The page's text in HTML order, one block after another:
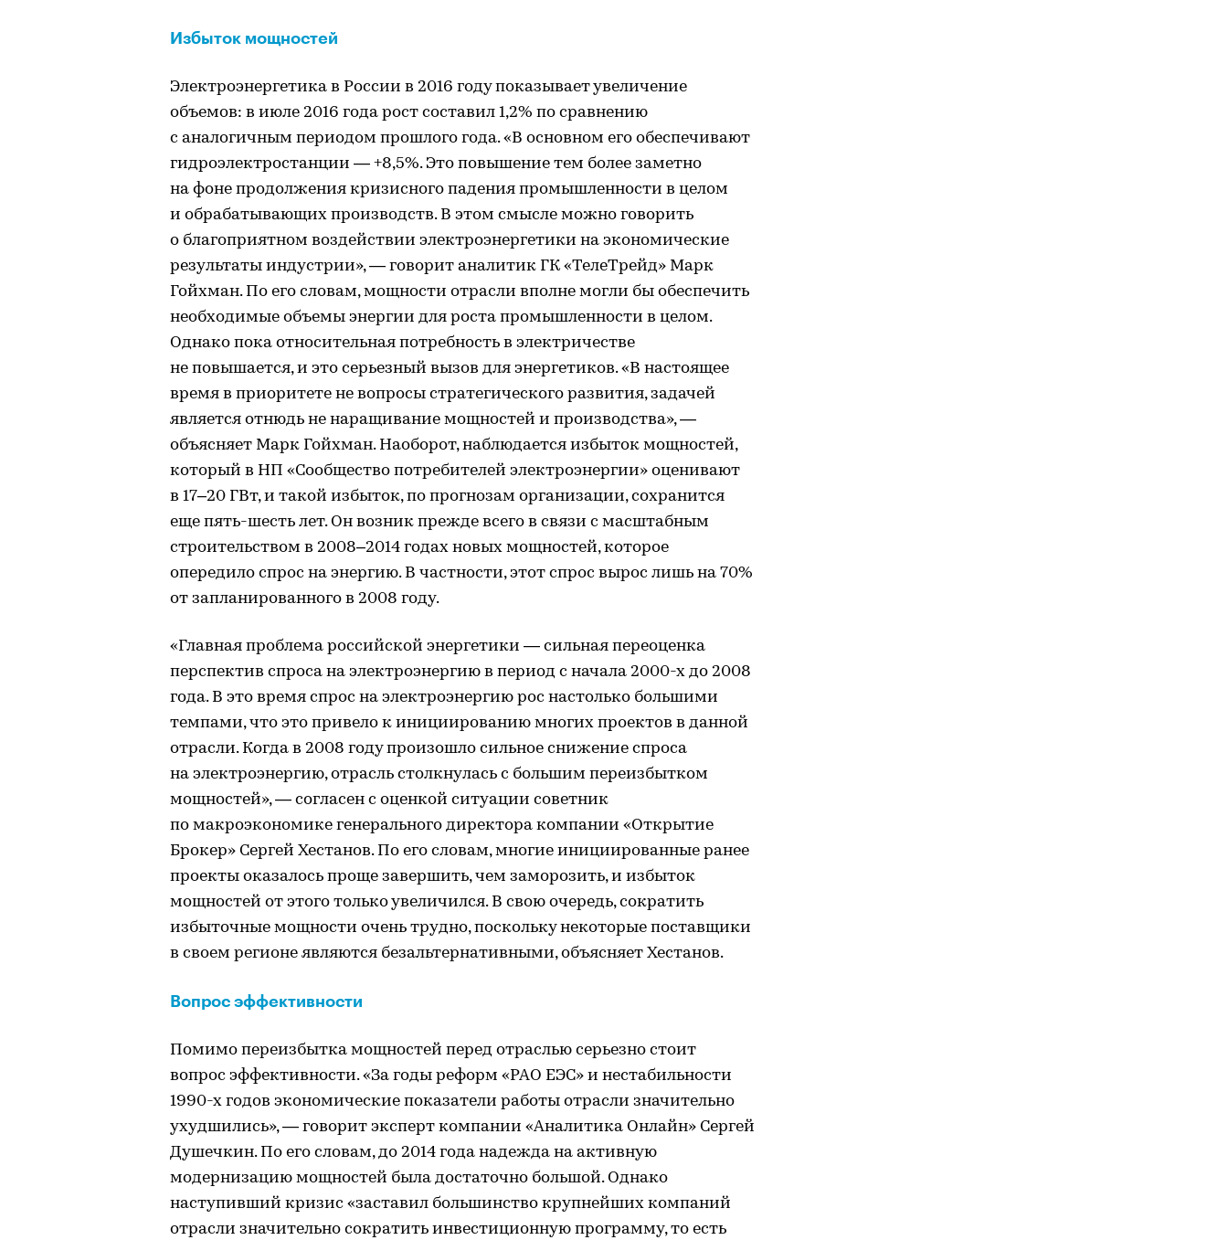
Избыток мощностей
Электроэнергетика в России в 2016 году показывает увеличение
объемов: в июле 2016 года рост составил 1,2% по сравнению
с аналогичным периодом прошлого года. «В основном его обеспечивают
гидроэлектростанции — +8,5%. Это повышение тем более заметно
на фоне продолжения кризисного падения промышленности в целом
и обрабатывающих производств. В этом смысле можно говорить
о благоприятном воздействии электроэнергетики на экономические
результаты индустрии», — говорит аналитик ГК «ТелеТрейд» Марк
Гойхман. По его словам, мощности отрасли вполне могли бы обеспечить
необходимые объемы энергии для роста промышленности в целом.
Однако пока относительная потребность в электричестве
не повышается, и это серьезный вызов для энергетиков. «В настоящее
время в приоритете не вопросы стратегического развития, задачей
является отнюдь не наращивание мощностей и производства», —
объясняет Марк Гойхман. Наоборот, наблюдается избыток мощностей,
который в НП «Сообщество потребителей электроэнергии» оценивают
в 17–20 ГВт, и такой избыток, по прогнозам организации, сохранится
еще пять-шесть лет. Он возник прежде всего в связи с масштабным
строительством в 2008–2014 годах новых мощностей, которое
опередило спрос на энергию. В частности, этот спрос вырос лишь на 70%
от запланированного в 2008 году.
«Главная проблема российской энергетики — сильная переоценка
перспектив спроса на электроэнергию в период с начала 2000-х до 2008
года. В это время спрос на электроэнергию рос настолько большими
темпами, что это привело к инициированию многих проектов в данной
отрасли. Когда в 2008 году произошло сильное снижение спроса
на электроэнергию, отрасль столкнулась с большим переизбытком
мощностей», — согласен с оценкой ситуации советник
по макроэкономике генерального директора компании «Открытие
Брокер» Сергей Хестанов. По его словам, многие инициированные ранее
проекты оказалось проще завершить, чем заморозить, и избыток
мощностей от этого только увеличился. В свою очередь, сократить
избыточные мощности очень трудно, поскольку некоторые поставщики
в своем регионе являются безальтернативными, объясняет Хестанов.
Вопрос эффективности
Помимо переизбытка мощностей перед отраслью серьезно стоит
вопрос эффективности. «За годы реформ «РАО ЕЭС» и нестабильности
1990-х годов экономические показатели работы отрасли значительно
ухудшились», — говорит эксперт компании «Аналитика Онлайн» Сергей
Душечкин. По его словам, до 2014 года надежда на активную
модернизацию мощностей была достаточно большой. Однако
наступивший кризис «заставил большинство крупнейших компаний
отрасли значительно сократить инвестиционную программу, то есть